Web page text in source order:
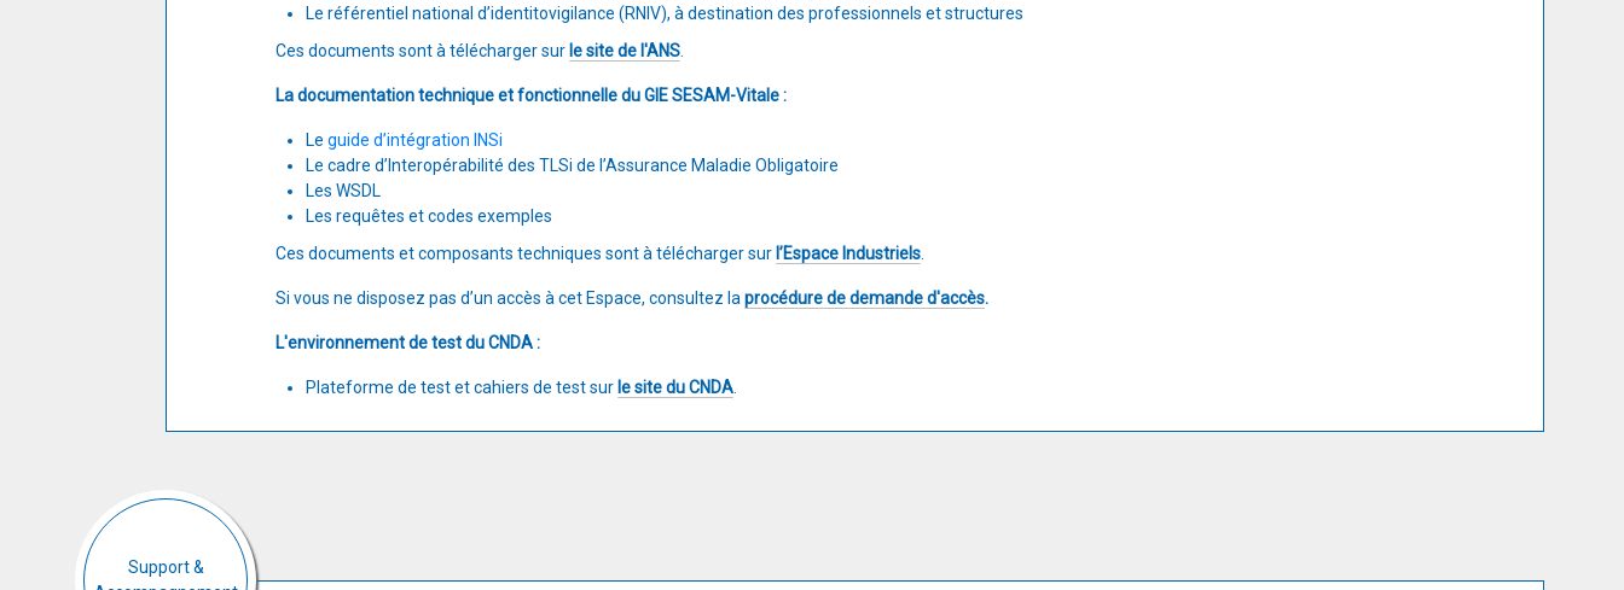
Le référentiel national d’identitovigilance (RNIV), à destination des professionnels et structures
Ces documents sont à télécharger sur le site de l'ANS.
La documentation technique et fonctionnelle du GIE SESAM-Vitale :
Le guide d’intégration INSi
Le cadre d’Interopérabilité des TLSi de l’Assurance Maladie Obligatoire
Les WSDL
Les requêtes et codes exemples
Ces documents et composants techniques sont à télécharger sur l’Espace Industriels.
Si vous ne disposez pas d’un accès à cet Espace, consultez laprocédure de demande d'accès.
L'environnement de test du CNDA :
Plateforme de test et cahiers de test sur le site du CNDA.
Support &